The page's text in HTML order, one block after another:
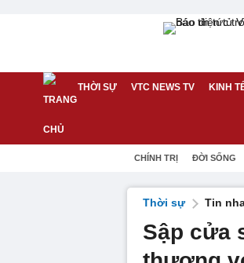
THỜI SỰ VTC NEWS TV KINH
CHÍNH TRỊ ĐỜI SỐNG
Thời sự Tin
Sập cửa